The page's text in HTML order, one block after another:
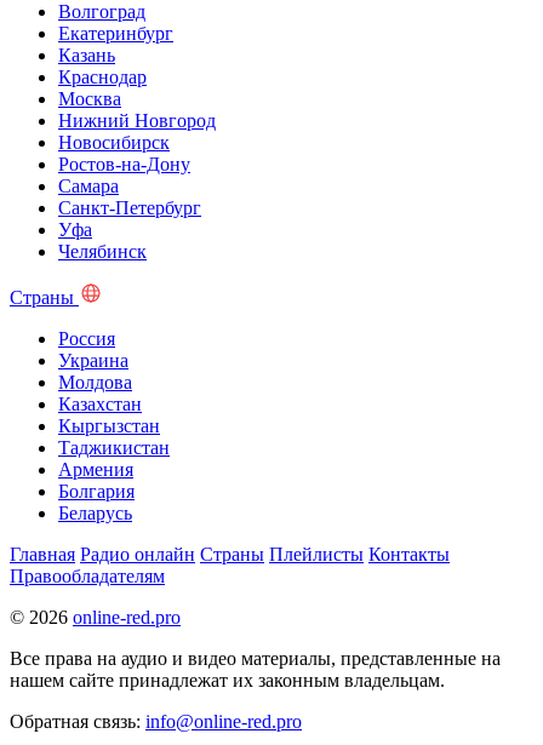
Волгоград
Екатеринбург
Казань
Краснодар
Москва
Нижний Новгород
Новосибирск
Ростов-на-Дону
Самара
Санкт-Петербург
Уфа
Челябинск
Страны
Россия
Украина
Молдова
Казахстан
Кыргызстан
Таджикистан
Армения
Болгария
Беларусь
Главная Радио онлайн Страны Плейлисты Контакты
Правообладателям
© 2026 online-red.pro
Все права на аудио и видео материалы, представленные на
нашем сайте принадлежат их законным владельцам.
Обратная связь: info@online-red.pro